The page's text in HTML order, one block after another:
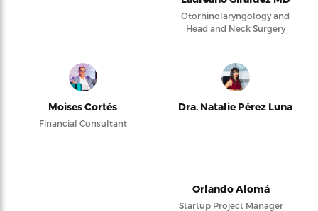
Otorhinolaryngology and
Head and Neck Surgery
Moises Cortés
Financial Consultant
Dra. Natalie Pérez Luna
Orlando Alomá
Startup Project Manager